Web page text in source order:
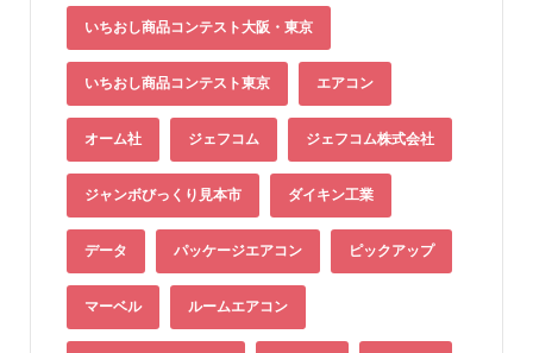
いちおし商品コンテスト大阪・東京
いちおし商品コンテスト東京 エアコン
オーム社 ジェフコム ジェフコム株式会社
ジャンボびっくり見本市 ダイキン工業
データ パッケージエアコン ピックアップ
マーベル ルームエアコン